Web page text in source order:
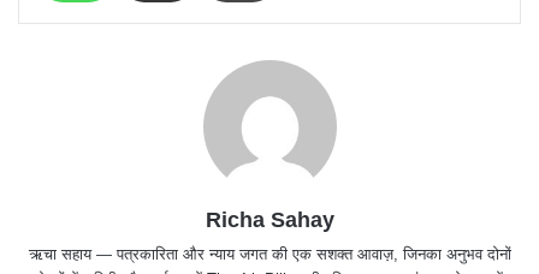
Richa Sahay
ऋचा सहाय — पत्रकारिता और न्याय जगत की एक सशक्त आवाज़, जिनका अनुभव दोनों